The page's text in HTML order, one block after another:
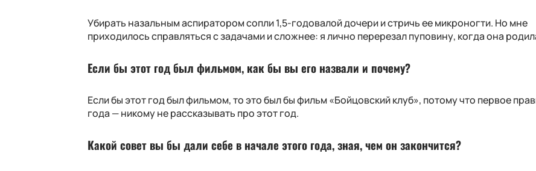
Убирать назальным аспиратором сопли 1,5-годовалой дочери и стричь ее микроногти. Но мне
приходилось справляться с задачами и сложнее: я лично перерезал пуповину, когда она
Если бы этот год был фильмом, как бы вы его назвали и почему?
Если бы этот год был фильмом, то это был бы фильм «Бойцовский клуб», потому что первое
года — никому не рассказывать про этот год.
Какой совет вы бы дали себе в начале этого года, зная, чем он закончится?